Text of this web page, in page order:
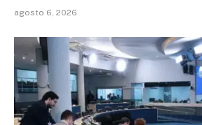
agosto 6, 2026